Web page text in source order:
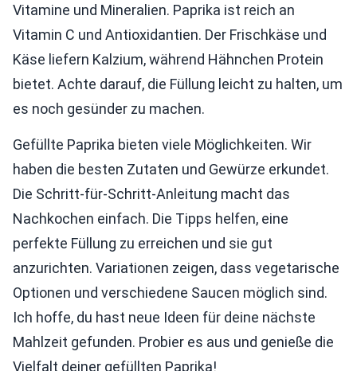
Vitamine und Mineralien. Paprika ist reich an
Vitamin C und Antioxidantien. Der Frischkäse und
Käse liefern Kalzium, während Hähnchen Protein
bietet. Achte darauf, die Füllung leicht zu halten, um
es noch gesünder zu machen.
Gefüllte Paprika bieten viele Möglichkeiten. Wir
haben die besten Zutaten und Gewürze erkundet.
Die Schritt-für-Schritt-Anleitung macht das
Nachkochen einfach. Die Tipps helfen, eine
perfekte Füllung zu erreichen und sie gut
anzurichten. Variationen zeigen, dass vegetarische
Optionen und verschiedene Saucen möglich sind.
Ich hoffe, du hast neue Ideen für deine nächste
Mahlzeit gefunden. Probier es aus und genieße die
Vielfalt deiner gefüllten Paprika!